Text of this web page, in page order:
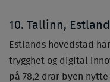
10. Tallinn, Estland
Estlands hovedstad
trygghet og digital
på 78,2 drar byen